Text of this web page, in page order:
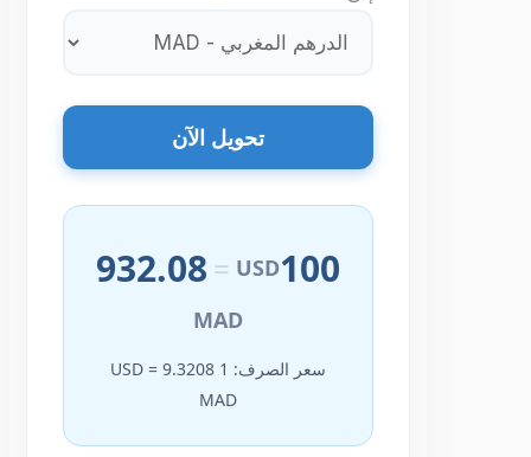
تحويل الآن
100
USD
=
932.08
MAD
سعر الصرف: 1 USD = 9.3208